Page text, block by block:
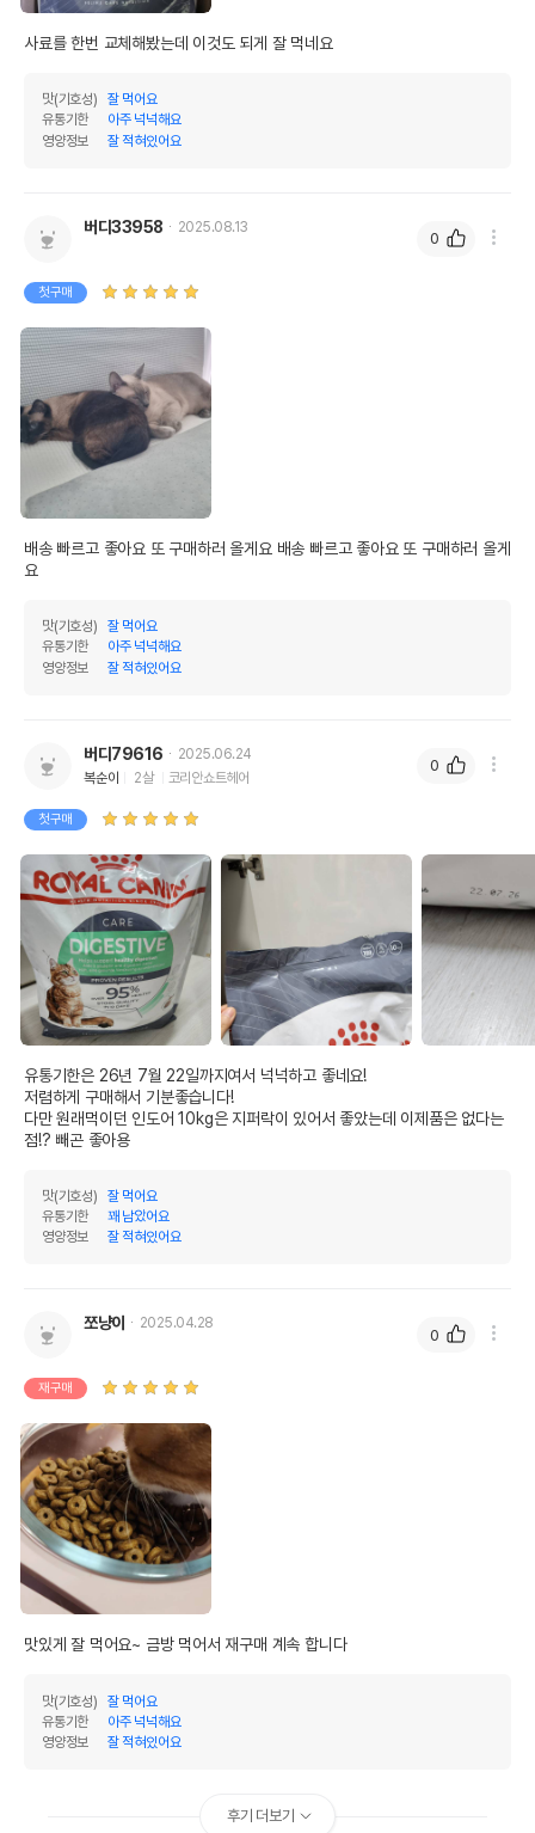
사료를 한번 교체해봤는데 이것도 되게 잘 먹네요
맛(기호성)
잘 먹어요
유통기한
아주 넉넉해요
영양정보
잘 적혀있어요
버디33958 2025.08.13
첫구매
배송 빠르고 좋아요 또 구매하러 올게요 배송 빠르고 좋아요 또 구매하러 올게
요
맛(기호성)
잘 먹어요
유통기한
아주 넉넉해요
영양정보
잘 적혀있어요
0
버디79616
2025.06.24
복순이
2살 코리안쇼트헤어
첫구매
유통기한은 26년 7월 22일까지여서 넉넉하고 좋네요!
저렴하게 구매해서 기분좋습니다!
다만 원래먹이던 인도어 10kg은 지퍼락이 있어서 좋았는데 이제품은 없다는
점!? 빼곤 좋아용
맛(기호성)
잘 먹어요
유통기한
꽤 남았어요
영양정보
잘 적혀있어요
0
쪼냥이 2025.04.28
재구매
맛있게 잘 먹어요~ 금방 먹어서 재구매 계속 합니다
맛(기호성)
잘 먹어요
유통기한
아주 넉넉해요
영양정보
잘 적혀있어요
0
후기 더보기